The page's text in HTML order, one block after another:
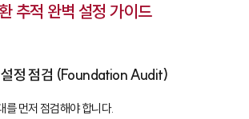
추적 완벽 설정 가이드
정 점검 (Foundation Audit)
를 먼저 점검해야 합니다.